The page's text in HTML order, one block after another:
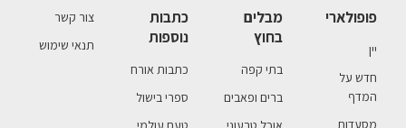
פופולארי
יין
חדש על
המדף
מסעדות
מבלים
בחוץ
בתי קפה
ברים ופאבים
כתבות
נוספות
כתבות אורח
ספרי בישול
צור קשר
תנאי שימוש